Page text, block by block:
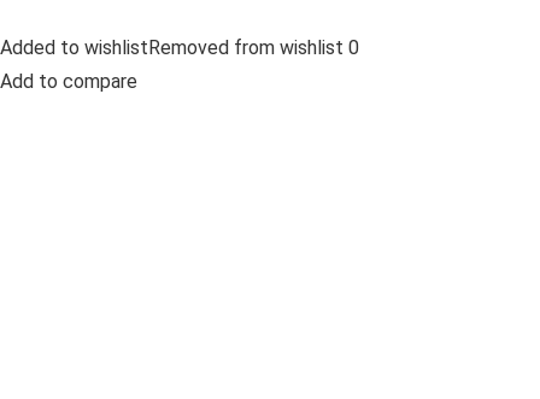
Added to wishlistRemoved from wishlist 0
Add to compare